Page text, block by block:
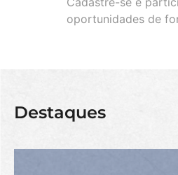
oportunidades de
Destaques